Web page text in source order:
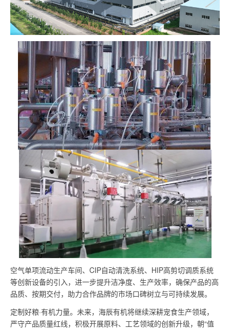
空气单项流动生产车间、CIP自动清洗系统、HIP高剪切调质系统
等创新设备的引入，进一步提升洁净度、生产效率，确保产品的高
品质、按期交付，助力合作品牌的市场口碑树立与可持续发展。
定制好粮·有机力量。未来，海辰有机将继续深耕宠食生产领域，
严守产品质量红线，积极开展原料、工艺领域的创新升级，朝“值